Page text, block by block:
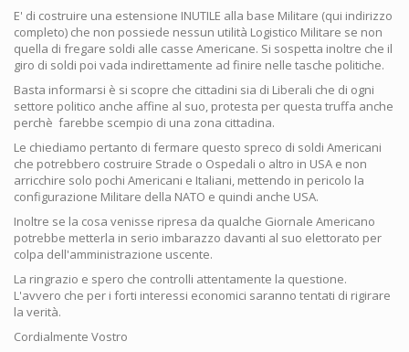
E' di costruire una estensione INUTILE alla base Militare (qui indirizzo
completo) che non possiede nessun utilità Logistico Militare se non
quella di fregare soldi alle casse Americane. Si sospetta inoltre che il
giro di soldi poi vada indirettamente ad finire nelle tasche politiche.
Basta informarsi è si scopre che cittadini sia di Liberali che di ogni
settore politico anche affine al suo, protesta per questa truffa anche
perchè farebbe scempio di una zona cittadina.
Le chiediamo pertanto di fermare questo spreco di soldi Americani
che potrebbero costruire Strade o Ospedali o altro in USA e non
arricchire solo pochi Americani e Italiani, mettendo in pericolo la
configurazione Militare della NATO e quindi anche USA.
Inoltre se la cosa venisse ripresa da qualche Giornale Americano
potrebbe metterla in serio imbarazzo davanti al suo elettorato per
colpa dell'amministrazione uscente.
La ringrazio e spero che controlli attentamente la questione.
L'avvero che per i forti interessi economici saranno tentati di rigirare
la verità.
Cordialmente Vostro